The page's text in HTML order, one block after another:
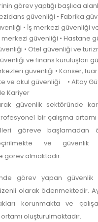
görev yaptığı başlıca
güvenliği • Fabrika
• İş merkezi güvenliği
merkezi güvenliği • Hastane
• Otel güvenliği ve
ve finans kuruluşları
güvenliği • Konser,
ve okul güvenliği • Altay
Kariyer
güvenlik sektöründe
bir çalışma ortamı
göreve başlamadan
ve güvenlik
görev almaktadır.
görev yapan güvenlik
olarak ödenmektedir.
korunmakta ve
oluşturulmaktadır.